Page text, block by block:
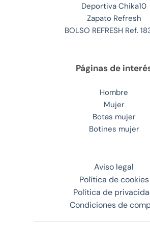
Deportiva Chika10
Zapato Refresh
BOLSO REFRESH Ref.
Páginas de
Hombre
Mujer
Botas mujer
Botines mujer
Aviso legal
Política de cookies
Política de
Condiciones de